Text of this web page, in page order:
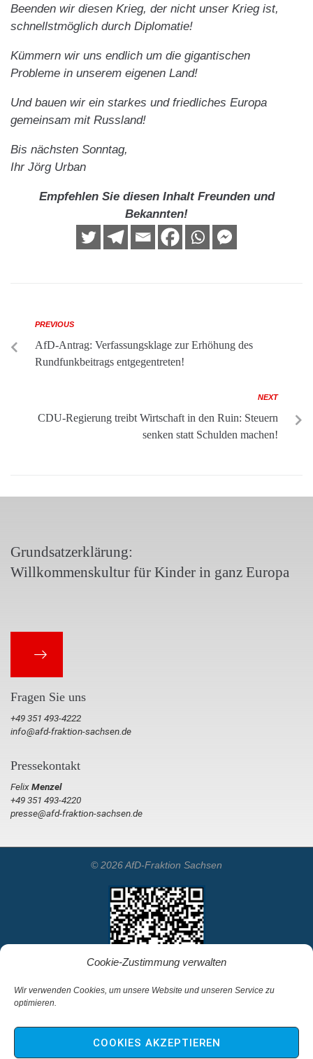
Cookie-Zustimmung verwalten
Wir verwenden Cookies, um unsere Website und unseren Service zu
optimieren.
COOKIES AKZEPTIEREN
Beenden wir diesen Krieg, der nicht unser Krieg ist,
schnellstmöglich durch Diplomatie!
Kümmern wir uns endlich um die gigantischen
Probleme in unserem eigenen Land!
Und bauen wir ein starkes und friedliches Europa
gemeinsam mit Russland!
Bis nächsten Sonntag,
Ihr Jörg Urban
Empfehlen Sie diesen Inhalt Freunden und
Bekannten!
PREVIOUS
AfD-Antrag: Verfassungsklage zur Erhöhung des
Rundfunkbeitrags entgegentreten!
NEXT
CDU-Regierung treibt Wirtschaft in den Ruin: Steuern
senken statt Schulden machen!
Grundsatzerklärung:
Willkommenskultur für Kinder in ganz Europa
Fragen Sie uns
+49 351 493-4222
info@afd-fraktion-sachsen.de
Pressekontakt
FelixMenzel
+49 351 493-4220
presse@afd-fraktion-sachsen.de
© 2026 AfD-Fraktion Sachsen
Startseite
Kontakt
Impressum & Haftungsausschluss
Datenschutz